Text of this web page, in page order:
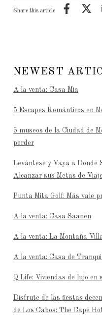
Share this article
NEWEST
A la venta: Casa Mia
5 Escapes Románticos en
5 museos de la Ciudad de
perder
Levántese y Vaya a
Alcanzar sus Metas de
Punta Mita Golf: Más vale
A la venta: Casa Saanen
A la venta: La Montaña
A la venta: Casa de
Q Life: Viviendas de lujo en
Disfrute de las fiestas
de Los Cabos: The Cape